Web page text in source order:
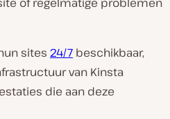
sites 24/7 beschikbaar,
van Kinsta
die aan deze